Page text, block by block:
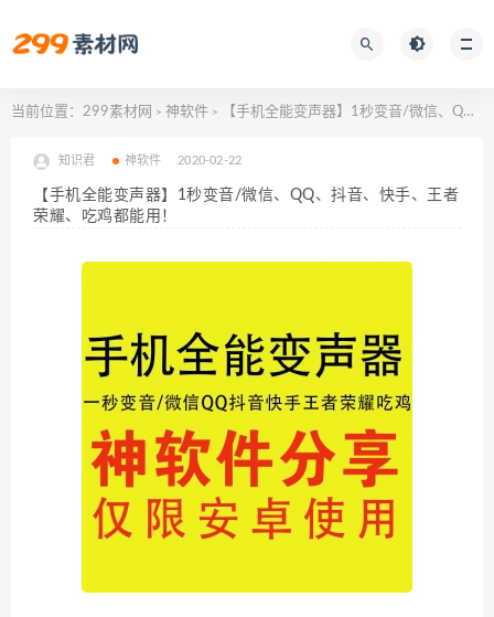
当前位置： 299素材网 > 神软件 > 【手机全能变声器】1秒变音/微信、QQ、抖音、快手、王者荣耀、吃鸡都能用！
知识君 神软件 2020-02-22
【手机全能变声器】1秒变音/微信、QQ、抖音、快手、王者
荣耀、吃鸡都能用！